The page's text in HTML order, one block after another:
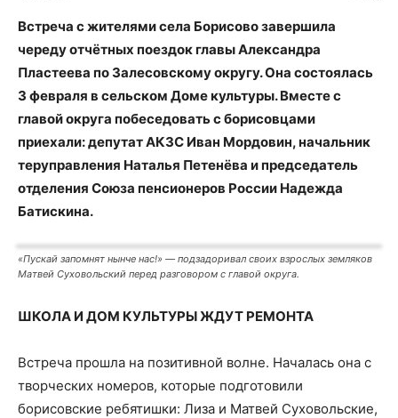
Встреча с жителями села Борисово завершила
череду отчётных поездок главы Александра
Пластеева по Залесовскому округу. Она состоялась
3 февраля в сельском Доме культуры. Вместе с
главой округа побеседовать с борисовцами
приехали: депутат АКЗС Иван Мордовин, начальник
теруправления Наталья Петенёва и председатель
отделения Союза пенсионеров России Надежда
Батискина.
«Пускай запомнят нынче нас!» — подзадоривал своих взрослых земляков
Матвей Суховольский перед разговором с главой округа.
ШКОЛА И ДОМ КУЛЬТУРЫЖДУТ РЕМОНТА
Встреча прошла на позитивной волне. Началась она с
творческих номеров, которые подготовили
борисовские ребятишки: Лиза и Матвей Суховольские,